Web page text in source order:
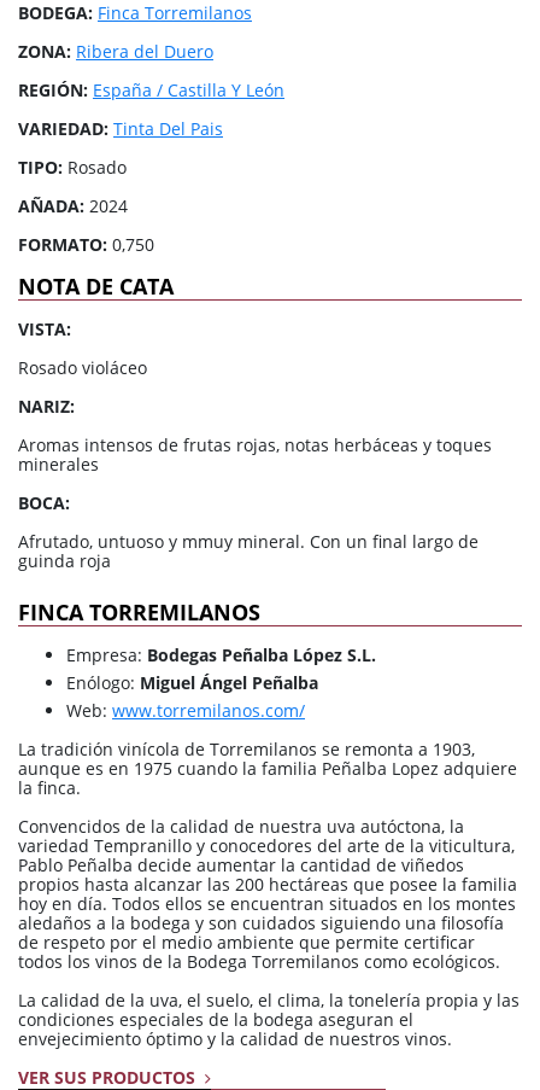
BODEGA: Finca Torremilanos
ZONA: Ribera del Duero
REGIÓN: España / Castilla Y León
VARIEDAD: Tinta Del Pais
TIPO: Rosado
AÑADA: 2024
FORMATO: 0,750
NOTA DE CATA
VISTA:
Rosado violáceo
NARIZ:
Aromas intensos de frutas rojas, notas herbáceas y toques
minerales
BOCA:
Afrutado, untuoso y mmuy mineral. Con un final largo de
guinda roja
FINCA TORREMILANOS
Empresa: Bodegas Peñalba López S.L.
Enólogo: Miguel Ángel Peñalba
Web: www.torremilanos.com/
La tradición vinícola de Torremilanos se remonta a 1903,
aunque es en 1975 cuando la familia Peñalba Lopez adquiere
la finca.
Convencidos de la calidad de nuestra uva autóctona, la
variedad Tempranillo y conocedores del arte de la viticultura,
Pablo Peñalba decide aumentar la cantidad de viñedos
propios hasta alcanzar las 200 hectáreas que posee la familia
hoy en día. Todos ellos se encuentran situados en los montes
aledaños a la bodega y son cuidados siguiendo una filosofía
de respeto por el medio ambiente que permite certificar
todos los vinos de la Bodega Torremilanos como ecológicos.
La calidad de la uva, el suelo, el clima, la tonelería propia y las
condiciones especiales de la bodega aseguran el
envejecimiento óptimo y la calidad de nuestros vinos.
VER SUS PRODUCTOS